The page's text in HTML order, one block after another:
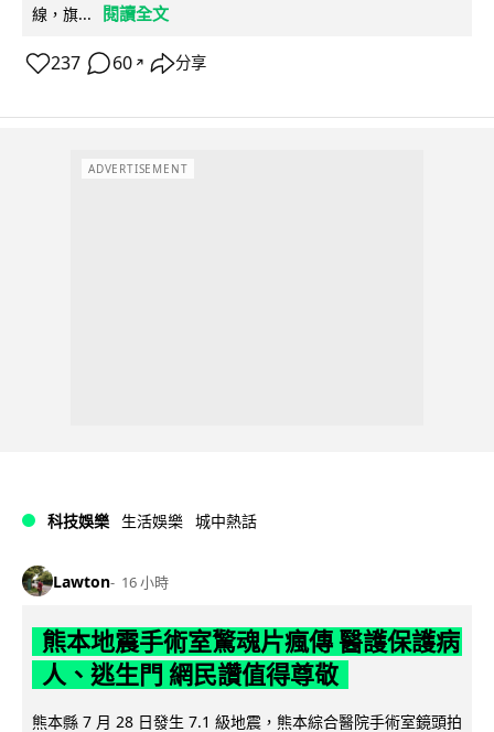
線，旗...
閱讀全文
237 60 ↗ 分享
ADVERTISEMENT
科技娛樂 生活娛樂 城中熱話
Lawton 16 小時
熊本地震手術室驚魂片瘋傳 醫護保護病
人、逃生門 網民讚值得尊敬
熊本縣 7 月 28 日發生 7.1 級地震，熊本綜合醫院手術室鏡頭拍